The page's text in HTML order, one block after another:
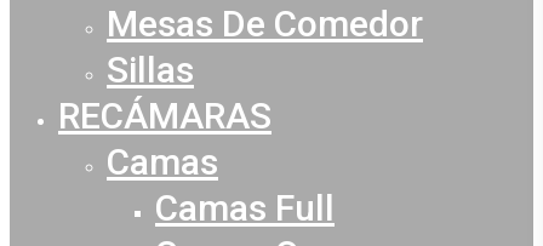
Mesas De Comedor
Sillas
RECÁMARAS
Camas
Camas Full